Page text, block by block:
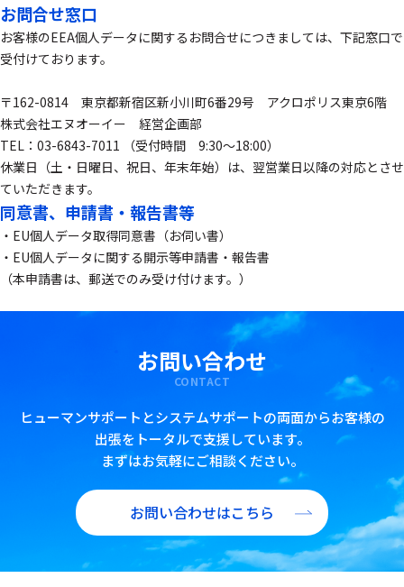
お問合せ窓口
お客様のEEA個人データに関するお問合せにつきましては、下記窓口で
受付けております。
〒162-0814 東京都新宿区新小川町6番29号 アクロポリス東京6階
株式会社エヌオーイー 経営企画部
TEL：03-6843-7011 （受付時間 9:30～18:00）
休業日（土・日曜日、祝日、年末年始）は、翌営業日以降の対応とさせ
ていただきます。
同意書、申請書・報告書等
・EU個人データ取得同意書（お伺い書）
・EU個人データに関する開示等申請書・報告書
（本申請書は、郵送でのみ受け付けます。）
お問い合わせ
CONTACT
ヒューマンサポートとシステムサポートの両面からお客様の
出張をトータルで支援しています。
まずはお気軽にご相談ください。
お問い合わせはこちら